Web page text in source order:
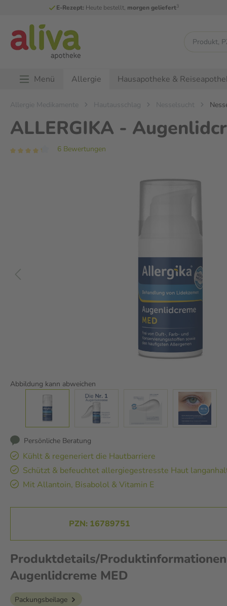
E-Rezept: Heute bestellt, morgen geliefert3
Menü Allergie Hausapotheke &
Allergie Medikamente Hautausschlag Nesselsucht
ALLERGIKA -
6 Bewertungen
Abbildung kann abweichen
Persönliche Beratung
Kühlt & regeneriert die Hautbarriere
Schützt & befeuchtet allergiegestresste Haut
Mit Allantoin, Bisabolol & Vitamin E
PZN: 16789751
Produktdetails/
Augenlidcreme MED
Packungsbeilage